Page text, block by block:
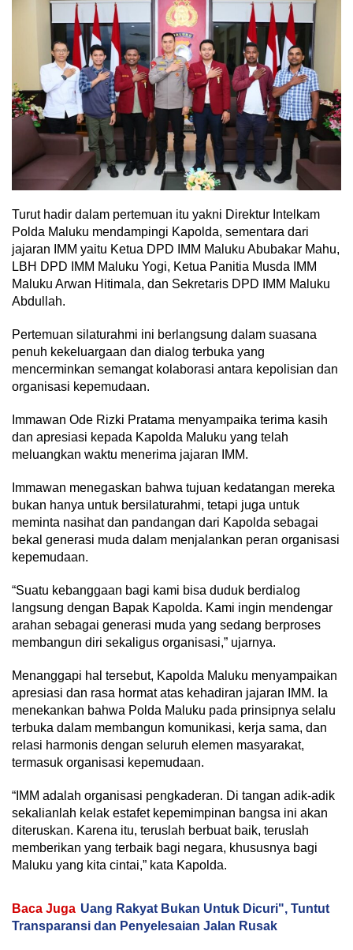
Turut hadir dalam pertemuan itu yakni Direktur Intelkam
Polda Maluku mendampingi Kapolda, sementara dari
jajaran IMM yaitu Ketua DPD IMM Maluku Abubakar Mahu,
LBH DPD IMM Maluku Yogi, Ketua Panitia Musda IMM
Maluku Arwan Hitimala, dan Sekretaris DPD IMM Maluku
Abdullah.
Pertemuan silaturahmi ini berlangsung dalam suasana
penuh kekeluargaan dan dialog terbuka yang
mencerminkan semangat kolaborasi antara kepolisian dan
organisasi kepemudaan.
Immawan Ode Rizki Pratama menyampaika terima kasih
dan apresiasi kepada Kapolda Maluku yang telah
meluangkan waktu menerima jajaran IMM.
Immawan menegaskan bahwa tujuan kedatangan mereka
bukan hanya untuk bersilaturahmi, tetapi juga untuk
meminta nasihat dan pandangan dari Kapolda sebagai
bekal generasi muda dalam menjalankan peran organisasi
kepemudaan.
“Suatu kebanggaan bagi kami bisa duduk berdialog
langsung dengan Bapak Kapolda. Kami ingin mendengar
arahan sebagai generasi muda yang sedang berproses
membangun diri sekaligus organisasi,” ujarnya.
Menanggapi hal tersebut, Kapolda Maluku menyampaikan
apresiasi dan rasa hormat atas kehadiran jajaran IMM. Ia
menekankan bahwa Polda Maluku pada prinsipnya selalu
terbuka dalam membangun komunikasi, kerja sama, dan
relasi harmonis dengan seluruh elemen masyarakat,
termasuk organisasi kepemudaan.
“IMM adalah organisasi pengkaderan. Di tangan adik-adik
sekalianlah kelak estafet kepemimpinan bangsa ini akan
diteruskan. Karena itu, teruslah berbuat baik, teruslah
memberikan yang terbaik bagi negara, khususnya bagi
Maluku yang kita cintai,” kata Kapolda.
Baca Juga Uang Rakyat Bukan Untuk Dicuri", Tuntut
Transparansi dan Penyelesaian Jalan Rusak